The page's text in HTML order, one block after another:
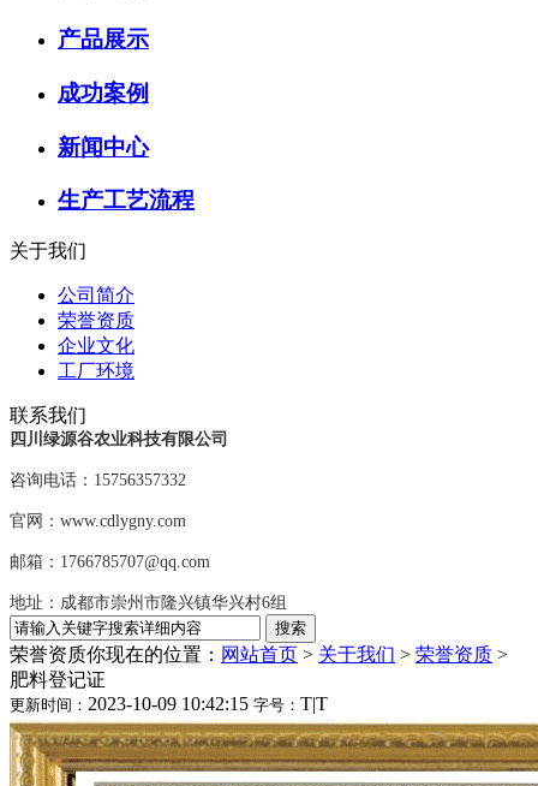
产品展示
成功案例
新闻中心
生产工艺流程
关于我们
公司简介
荣誉资质
企业文化
工厂环境
联系我们
四川绿源谷农业科技有限公司
咨询电话：15756357332
官网：www.cdlygny.com
邮箱：1766785707@qq.com
地址：成都市崇州市隆兴镇华兴村6组
荣誉资质你现在的位置： 网站首页 > 关于我们 > 荣誉资质 >
肥料登记证
更新时间： 2023-10-09 10:42:15 字号： T|T